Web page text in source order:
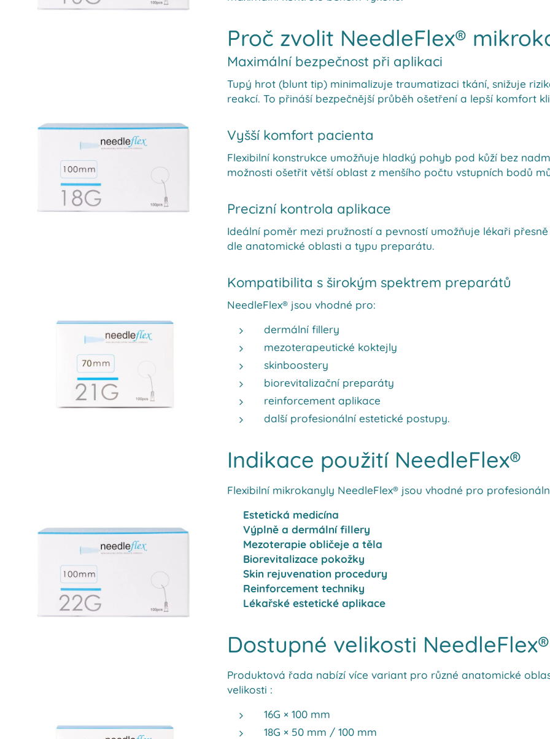
Proč zvolit NeedleFlex®
Maximální bezpečnost při aplikaci
Tupý hrot (blunt tip) minimalizuje traumatizaci tkání, snižuje
reakcí. To přináší bezpečnější průběh ošetření a lepší komfort
Vyšší komfort pacienta
Flexibilní konstrukce umožňuje hladký pohyb pod kůží bez
možnosti ošetřit větší oblast z menšího počtu vstupních bodů
Precizní kontrola aplikace
Ideální poměr mezi pružností a pevností umožňuje lékaři
dle anatomické oblasti a typu preparátu.
Kompatibilita s širokým spektrem preparátů
NeedleFlex® jsou vhodné pro:
dermální fillery
mezoterapeutické koktejly
skinboostery
biorevitalizační preparáty
reinforcement aplikace
další profesionální estetické postupy.
Indikace použití NeedleFlex®
Flexibilní mikrokanyly NeedleFlex® jsou vhodné pro
Estetická medicína
Výplně a dermální fillery
Mezoterapie obličeje a těla
Biorevitalizace pokožky
Skin rejuvenation procedury
Reinforcement techniky
Lékařské estetické aplikace
Dostupné velikosti NeedleFlex®
Produktová řada nabízí více variant pro různé anatomické
velikosti :
16G × 100 mm
18G × 50 mm / 100 mm